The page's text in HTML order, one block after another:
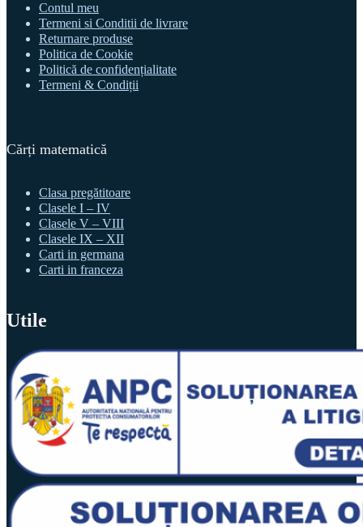
Contul meu
Termeni si Conditii de livrare
Returnare produse
Politica de Cookie
Politică de confidențialitate
Termeni & Condiții
Cărți matematică
Clasa pregătitoare
Clasele I – IV
Clasele V – VIII
Clasele IX – XII
Carti in germana
Carti in franceza
Utile